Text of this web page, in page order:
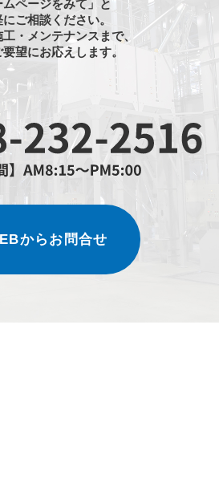
ムページをみて」と
ご相談ください。
・メンテナンスまで、
望にお応えします。
からお問合せ